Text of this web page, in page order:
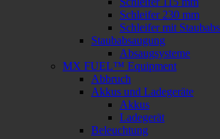
Schleifer 230 mm
Schleifer mit
Staubabsaugung
Absaugsysteme
MX FUEL™ Equipment
Abbruch
Akkus und Ladegeräte
Akkus
Ladegerät
Beleuchtung